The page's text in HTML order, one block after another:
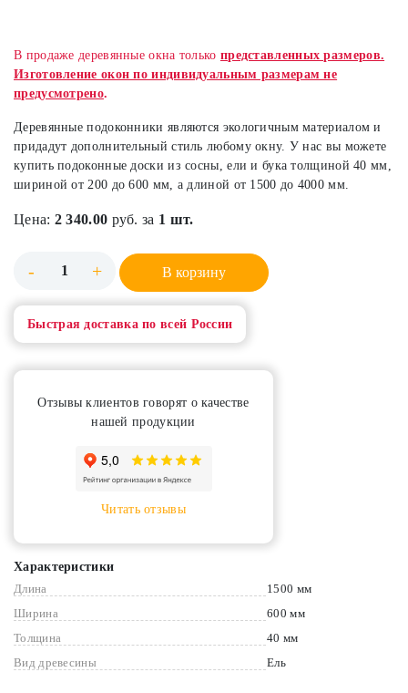
В продаже деревянные окна только представленных размеров.
Изготовление окон по индивидуальным размерам не
предусмотрено.
Деревянные подоконники являются экологичным материалом и
придадут дополнительный стиль любому окну. У нас вы можете
купить подоконные доски из сосны, ели и бука толщиной 40 мм,
шириной от 200 до 600 мм, а длиной от 1500 до 4000 мм.
Цена: 2 340.00 руб. за 1 шт.
- + В корзину
Быстрая доставка по всей России
Отзывы клиентов говорят о качестве
нашей продукции
Читать отзывы
Характеристики
Длина
1500 мм
Ширина
600 мм
Толщина
40 мм
Вид древесины
Ель